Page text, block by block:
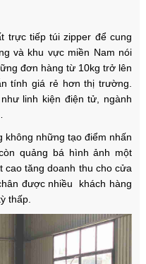
trực tiếp túi zipper để cung
và khu vực miền Nam nói
đơn hàng từ 10kg trở lên
tính giá rẻ hơn thị trường.
linh kiện điện tử, ngành
không những tạo điểm nhấn
quảng bá hình ảnh một
cao tăng doanh thu cho cửa
được nhiều khách hàng
thấp.